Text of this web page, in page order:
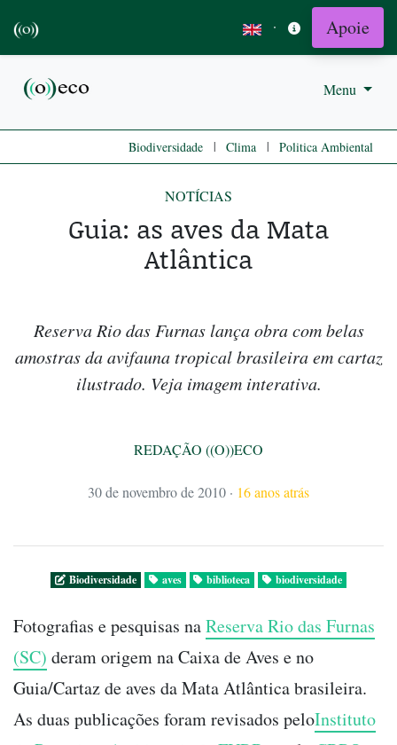
· Apoie
Menu
Biodiversidade | Clima | Politica Ambiental
NOTÍCIAS
Guia: as aves da Mata
Atlântica
Reserva Rio das Furnas lança obra com belas
amostras da avifauna tropical brasileira em cartaz
ilustrado. Veja imagem interativa.
REDAÇÃO ((O))ECO
30 de novembro de 2010 · 16 anos atrás
Biodiversidade aves biblioteca biodiversidade
Fotografias e pesquisas naReserva Rio das Furnas
(SC) deram origem na Caixa de Aves e no
Guia/Cartaz de aves da Mata Atlântica brasileira.
As duas publicações foram revisados peloInstituto